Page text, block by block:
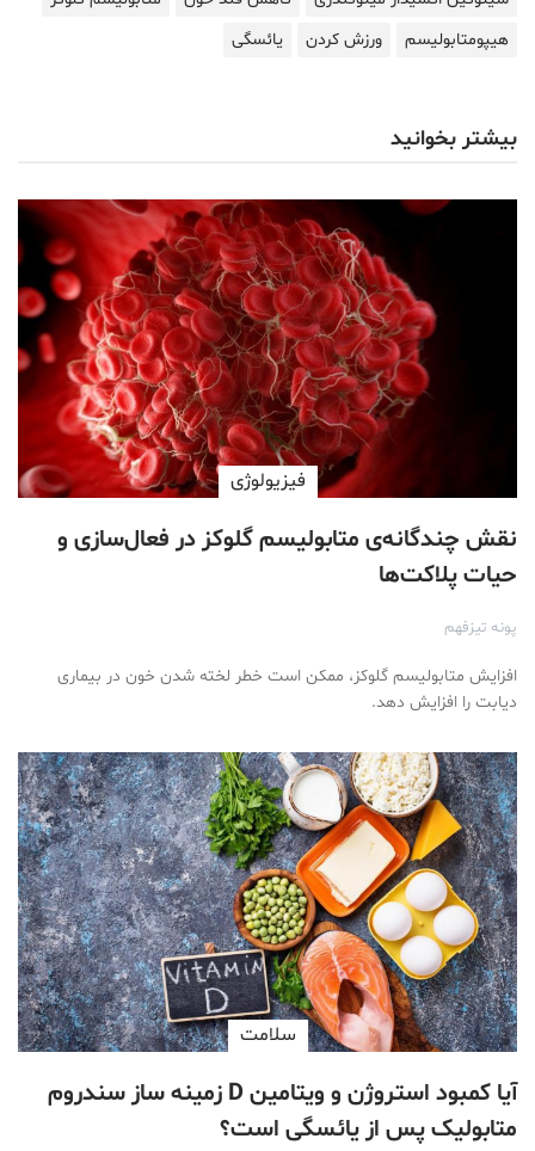
هیپومتابولیسم
ورزش کردن یائسگی
بیشتر بخوانید
فیزیولوژی
نقش چندگانه‌ی متابولیسم گلوکز در فعال‌سازی و
حیات پلاکت‌ها
پونه تیزفهم
افزایش متابولیسم گلوکز، ممکن است خطر لخته شدن خون در بیماری
دیابت را افزایش دهد.
سلامت
آیا کمبود استروژن و ویتامین D زمینه ساز سندروم
متابولیک پس از یائسگی است؟